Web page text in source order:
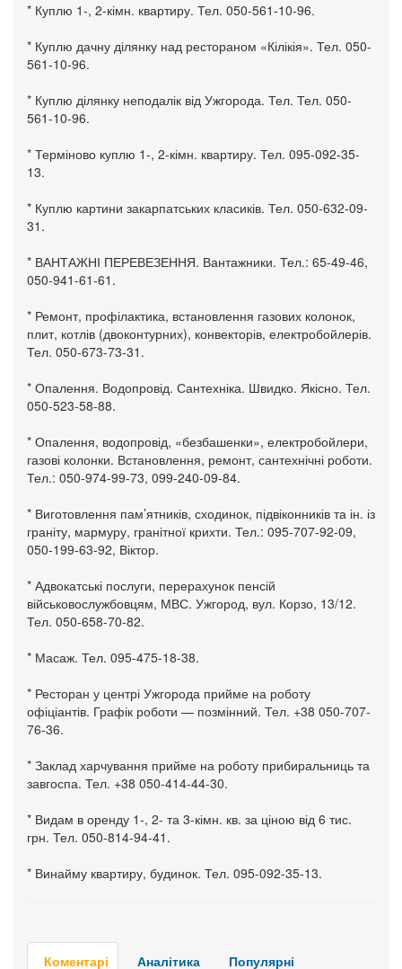
* Куплю 1-, 2-кімн. квартиру. Тел. 050-561-10-96.
* Куплю дачну ділянку над рестораном «Кілікія». Тел. 050-
561-10-96.
* Куплю ділянку неподалік від Ужгорода. Тел. Тел. 050-
561-10-96.
* Терміново куплю 1-, 2-кімн. квартиру. Тел. 095-092-35-
13.
* Куплю картини закарпатських класиків. Тел. 050-632-09-
31.
* ВАНТАЖНІ ПЕРЕВЕЗЕННЯ. Вантажники. Тел.: 65-49-46,
050-941-61-61.
* Ремонт, профілактика, встановлення газових колонок,
плит, котлів (двоконтурних), конвекторів, електробойлерів.
Тел. 050-673-73-31.
* Опалення. Водопровід. Сантехніка. Швидко. Якісно. Тел.
050-523-58-88.
* Опалення, водопровід, «безбашенки», електробойлери,
газові колонки. Встановлення, ремонт, сантехнічні роботи.
Тел.: 050-974-99-73, 099-240-09-84.
* Виготовлення пам’ятників, сходинок, підвіконників та ін. із
граніту, мармуру, гранітної крихти. Тел.: 095-707-92-09,
050-199-63-92, Віктор.
* Адвокатські послуги, перерахунок пенсій
військовослужбовцям, МВС. Ужгород, вул. Корзо, 13/12.
Тел. 050-658-70-82.
* Масаж. Тел. 095-475-18-38.
* Ресторан у центрі Ужгорода прийме на роботу
офіціантів. Графік роботи — позмінний. Тел. +38 050-707-
76-36.
* Заклад харчування прийме на роботу прибиральниць та
завгоспа. Тел. +38 050-414-44-30.
* Видам в оренду 1-, 2- та 3-кімн. кв. за ціною від 6 тис.
грн. Тел. 050-814-94-41.
* Винайму квартиру, будинок. Тел. 095-092-35-13.
Коментарі Аналітика Популярні